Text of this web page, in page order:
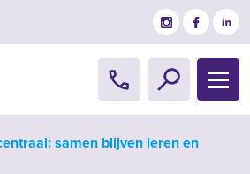
samen blijven leren en